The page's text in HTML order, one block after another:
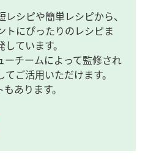
シピや簡単レシピから、
トにぴったりのレシピま
ています。
ーチームによって監修され
ご活用いただけます。
あります。